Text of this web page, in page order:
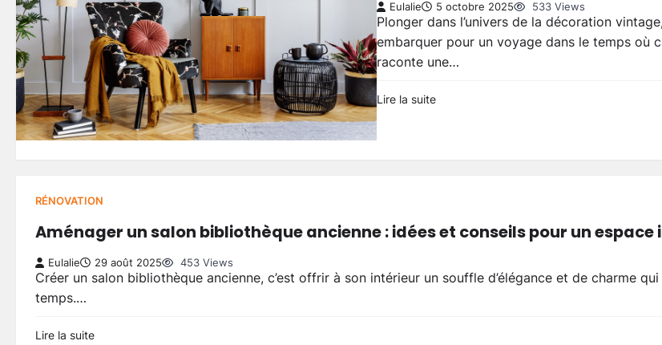
Eulalie 5 octobre 2025 533 Views
Plonger dans l’univers de la décoration
embarquer pour un voyage dans le temps où
raconte une…
Lire la suite
RÉNOVATION
Aménager un salon bibliothèque ancienne : idées et conseils pour un
Eulalie 29 août 2025 453 Views
Créer un salon bibliothèque ancienne, c’est offrir à son intérieur un souffle d’élégance et de charme
temps.…
Lire la suite